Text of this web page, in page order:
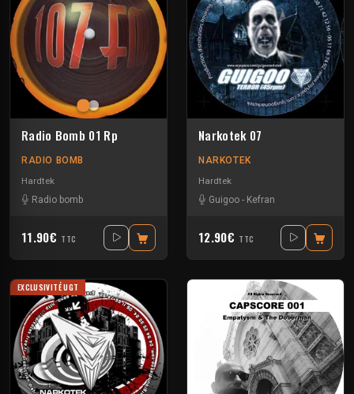
Radio Bomb 01 Rp
RADIO BOMB
Hardtek
Radio bomb
11.90€ TTC
Narkotek 07
NARKOTEK
Hardtek
Guigoo - Kefran
12.90€ TTC
EXCLUSIVITÉ UGT